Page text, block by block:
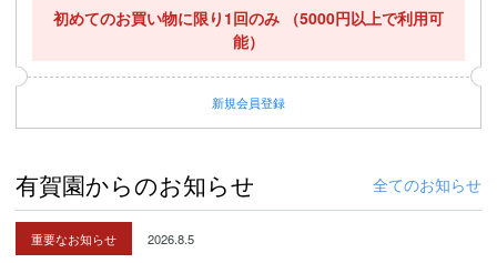
初めてのお買い物に限り1回のみ
（5000円以上で利用可
能）
新規会員登録
有賀園からのお知らせ 全てのお知らせ
重要なお知らせ 2026.8.5